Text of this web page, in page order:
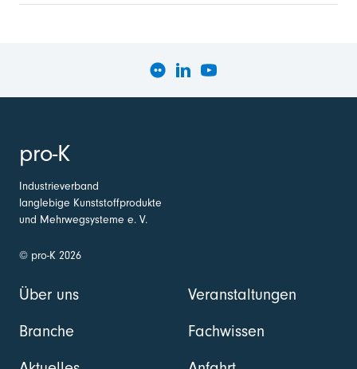
pro-K
Industrieverband
langlebige Kunststoffprodukte
und Mehrwegsysteme e. V.
© pro-K 2026
Über uns
Branche
Veranstaltungen
Fachwissen